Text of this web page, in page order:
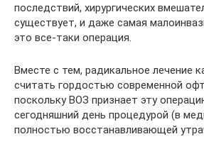
последствий, хирургических
существует, и даже самая
это все-таки операция.
Вместе с тем, радикальное лечение
считать гордостью современной
поскольку ВОЗ признает эту
сегодняшний день процедурой (в
полностью восстанавливающей